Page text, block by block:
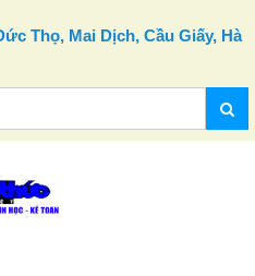
Thọ, Mai Dịch, Cầu Giấy, Hà